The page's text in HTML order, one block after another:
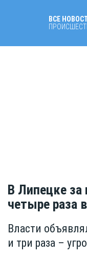
ВСЕ
В Липецке за
четыре раза
Власти
и три раза –